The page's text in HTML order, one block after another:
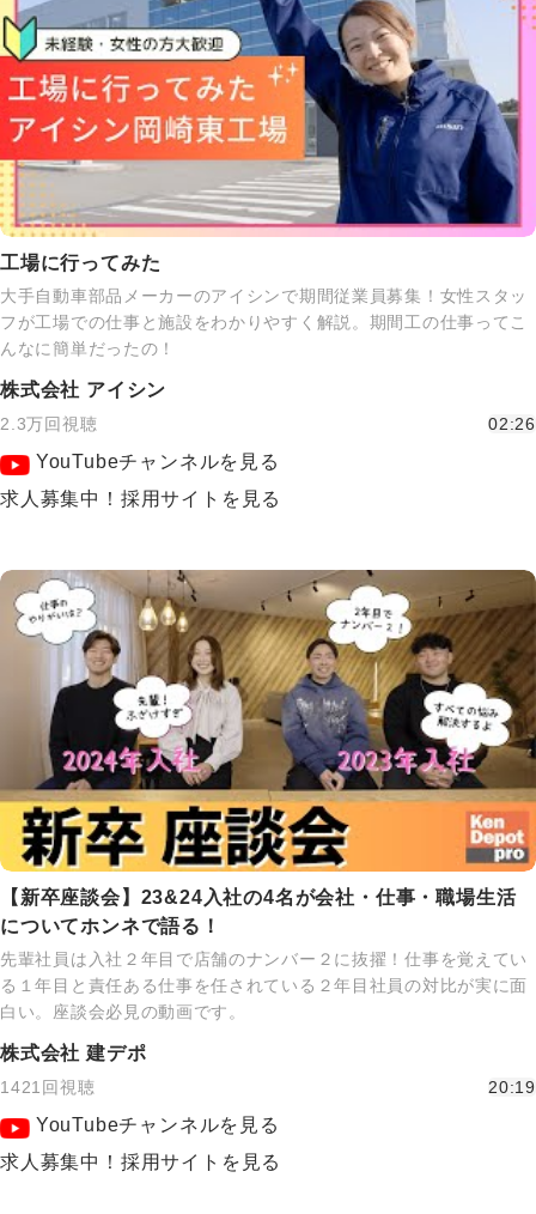
工場に行ってみた
大手自動車部品メーカーのアイシンで期間従業員募集！女性スタッ
フが工場での仕事と施設をわかりやすく解説。期間工の仕事ってこ
んなに簡単だったの！
株式会社 アイシン
2.3万回視聴 02:26
YouTubeチャンネルを見る
求人募集中！採用サイトを見る
【新卒座談会】23&24入社の4名が会社・仕事・職場生活
についてホンネで語る！
先輩社員は入社２年目で店舗のナンバー２に抜擢！仕事を覚えてい
る１年目と責任ある仕事を任されている２年目社員の対比が実に面
白い。座談会必見の動画です。
株式会社 建デポ
1421回視聴 20:19
YouTubeチャンネルを見る
求人募集中！採用サイトを見る